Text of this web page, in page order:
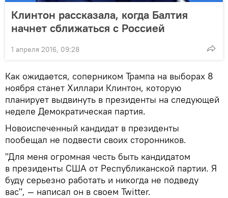
Клинтон рассказала, когда Балтия
начнет сближаться с Россией
1 апреля 2016, 09:28
Как ожидается, соперником Трампа на выборах 8
ноября станет Хиллари Клинтон, которую
планирует выдвинуть в президенты на следующей
неделе Демократическая партия.
Новоиспеченный кандидат в президенты
пообещал не подвести своих сторонников.
"Для меня огромная честь быть кандидатом
в президенты США от Республиканской партии. Я
буду серьезно работать и никогда не подведу
вас", — написал он в своем Twitter.